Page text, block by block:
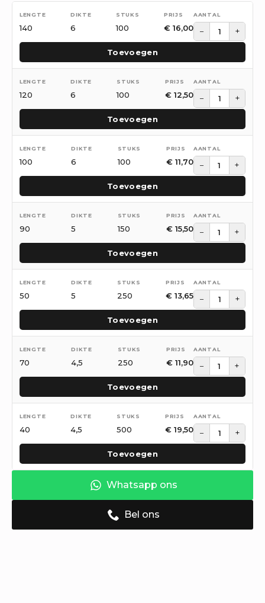
140 6 100 € 16,00 − +
Toevoegen
120 6 100 € 12,50 − +
Toevoegen
100 6 100 €11,70 − +
Toevoegen
90 5 150 €15,50 − +
Toevoegen
50 5 250 € 13,65 − +
Toevoegen
70 4,5 250 €11,90 − +
Toevoegen
40 4,5 500 € 19,50 − +
Toevoegen
Whatsapp ons
Bel ons